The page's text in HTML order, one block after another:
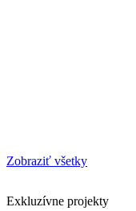
Zobraziť všetky
Exkluzívne projekty